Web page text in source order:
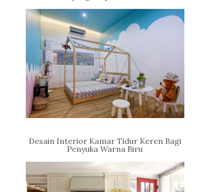
Desain Interior Kamar Tidur Keren Bagi
Penyuka Warna Biru